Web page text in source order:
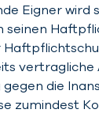
Eigner wird
seinen
vertragliche
die
zumindest